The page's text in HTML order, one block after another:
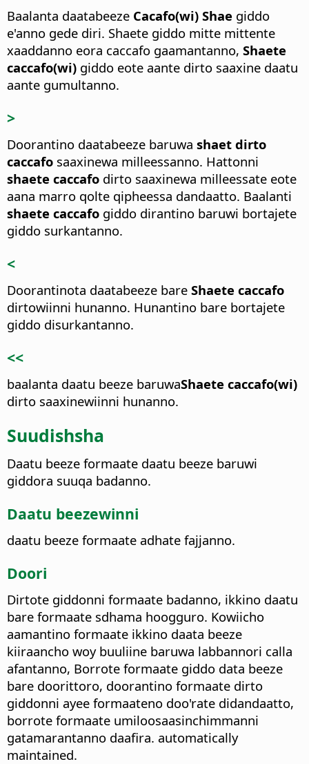
Baalanta daatabeeze Cacafo(wi) Shae giddo
e'anno gede diri. Shaete giddo mitte mittente
xaaddanno eora caccafo gaamantanno, Shaete
caccafo(wi) giddo eote aante dirto saaxine daatu
aante gumultanno.
>
Doorantino daatabeeze baruwa shaet dirto
caccafo saaxinewa milleessanno. Hattonni
shaete caccafo dirto saaxinewa milleessate eote
aana marro qolte qipheessa dandaatto. Baalanti
shaete caccafo giddo dirantino baruwi bortajete
giddo surkantanno.
<
Doorantinota daatabeeze bare Shaete caccafo
dirtowiinni hunanno. Hunantino bare bortajete
giddo disurkantanno.
<<
baalanta daatu beeze baruwaShaete caccafo(wi)
dirto saaxinewiinni hunanno.
Suudishsha
Daatu beeze formaate daatu beeze baruwi
giddora suuqa badanno.
Daatu beezewinni
daatu beeze formaate adhate fajjanno.
Doori
Dirtote giddonni formaate badanno, ikkino daatu
bare formaate sdhama hoogguro. Kowiicho
aamantino formaate ikkino daata beeze
kiiraancho woy buuliine baruwa labbannori calla
afantanno, Borrote formaate giddo data beeze
bare doorittoro, doorantino formaate dirto
giddonni ayee formaateno doo'rate didandaatto,
borrote formaate umiloosaasinchimmanni
gatamarantanno daafira. automatically
maintained.